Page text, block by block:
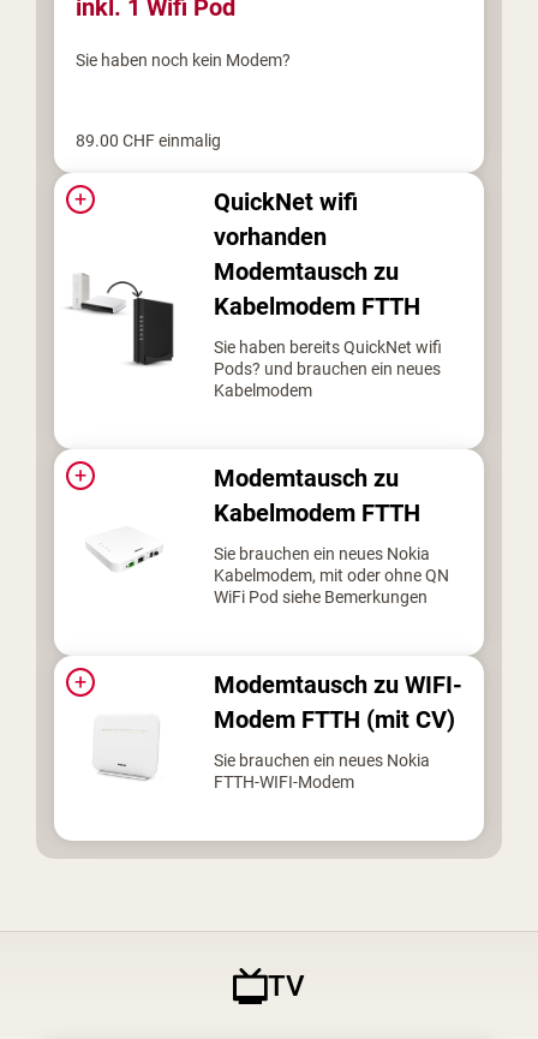
inkl. 1 Wifi Pod
Sie haben noch kein Modem?
89.00 CHFeinmalig
+
QuickNet wifi
vorhanden
Modemtausch zu
Kabelmodem FTTH
Sie haben bereits QuickNet wifi
Pods? und brauchen ein neues
Kabelmodem
+
Modemtausch zu
Kabelmodem FTTH
Sie brauchen ein neues Nokia
Kabelmodem, mit oder ohne QN
WiFi Pod siehe Bemerkungen
+
Modemtausch zu WIFI-
Modem FTTH (mit CV)
Sie brauchen ein neues Nokia
FTTH-WIFI-Modem
TV